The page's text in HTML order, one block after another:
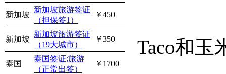
新加坡
新加坡旅游签证
（担保签1）
￥450
新加坡
新加坡旅游签证
（19大城市）
￥350
泰国
泰国签证;旅游
（正常出签）
￥1700
Taco和玉